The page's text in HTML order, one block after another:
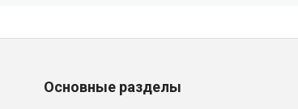
Основные разделы